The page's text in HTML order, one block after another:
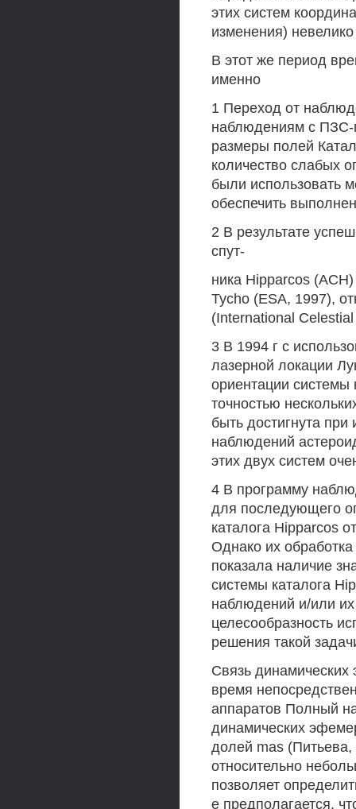
этих систем
изменения) невелико
В этот же период
именно
1 Переход от
наблюдениям с
размеры полей
количество слабых
были использовать
обеспечить
2 В результате
спут-
ника Hipparcos
Tycho (ESA, 1997),
(International
3 В 1994 г с
лазерной локации
ориентации системы
точностью
быть достигнута
наблюдений
этих двух систем
4 В программу
для последующего
каталога Hipparcos
Однако их
показала наличие
системы каталога
наблюдений и/или
целесообразность
решения такой
Связь
время
аппаратов Полный
динамических
долей mas (Питьева,
относительно
позволяет
е предполагается,